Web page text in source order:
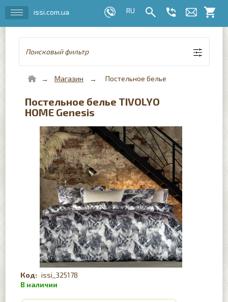
issi.com.ua
Поисковый фильтр
Магазин Постельное белье
Постельное белье TIVOLYO
HOME Genesis
issi_325178